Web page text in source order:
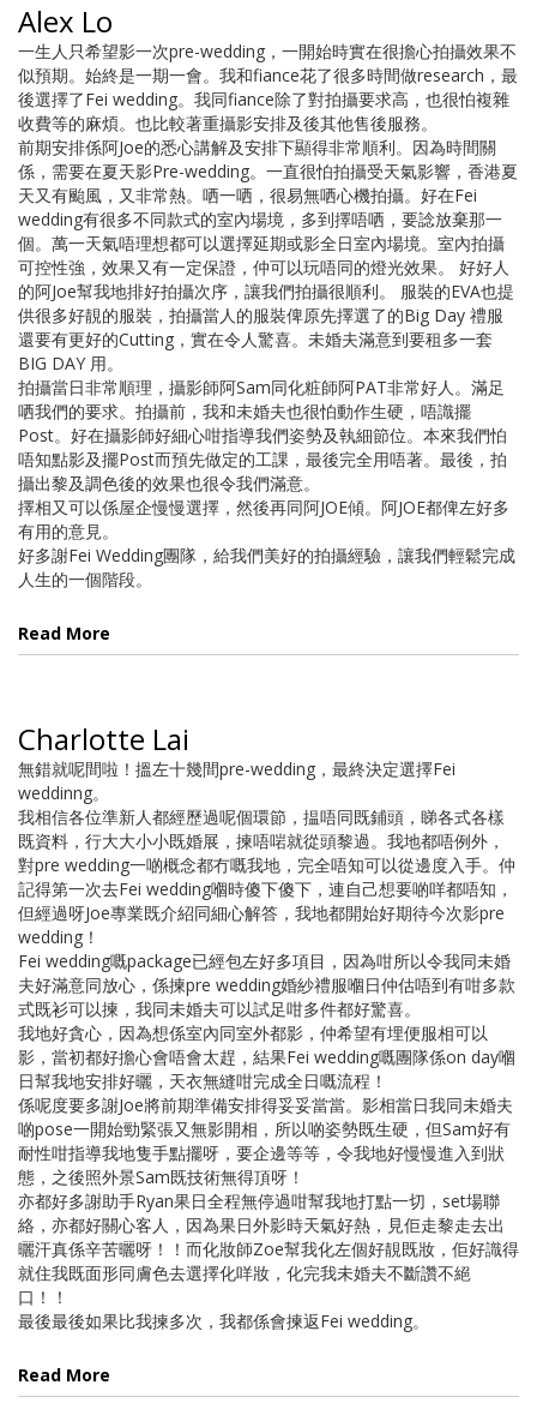
Alex Lo
一生人只希望影一次pre-wedding，一開始時實在很擔心拍攝效果不
似預期。始終是一期一會。我和fiance花了很多時間做research，最
後選擇了Fei wedding。我同fiance除了對拍攝要求高，也很怕複雜
收費等的麻煩。也比較著重攝影安排及後其他售後服務。
前期安排係阿Joe的悉心講解及安排下顯得非常順利。因為時間關
係，需要在夏天影Pre-wedding。一直很怕拍攝受天氣影響，香港夏
天又有颱風，又非常熱。哂一哂，很易無哂心機拍攝。好在Fei
wedding有很多不同款式的室內場境，多到擇唔哂，要諗放棄那一
個。萬一天氣唔理想都可以選擇延期或影全日室內場境。室內拍攝
可控性強，效果又有一定保證，仲可以玩唔同的燈光效果。 好好人
的阿Joe幫我地排好拍攝次序，讓我們拍攝很順利。 服裝的EVA也提
供很多好靚的服裝，拍攝當人的服裝俾原先擇選了的Big Day 禮服
還要有更好的Cutting，實在令人驚喜。未婚夫滿意到要租多一套
BIG DAY 用。
拍攝當日非常順理，攝影師阿Sam同化粧師阿PAT非常好人。滿足
哂我們的要求。拍攝前，我和未婚夫也很怕動作生硬，唔識擺
Post。好在攝影師好細心咁指導我們姿勢及執細節位。本來我們怕
唔知點影及擺Post而預先做定的工課，最後完全用唔著。最後，拍
攝出黎及調色後的效果也很令我們滿意。
擇相又可以係屋企慢慢選擇，然後再同阿JOE傾。阿JOE都俾左好多
有用的意見。
好多謝Fei Wedding團隊，給我們美好的拍攝經驗，讓我們輕鬆完成
人生的一個階段。
Read More
Charlotte Lai
無錯就呢間啦！搵左十幾間pre-wedding，最終決定選擇Fei
weddinng。
我相信各位準新人都經歷過呢個環節，揾唔同既鋪頭，睇各式各樣
既資料，行大大小小既婚展，揀唔啱就從頭黎過。我地都唔例外，
對pre wedding一啲概念都冇嘅我地，完全唔知可以從邊度入手。仲
記得第一次去Fei wedding嗰時傻下傻下，連自己想要啲咩都唔知，
但經過呀Joe專業既介紹同細心解答，我地都開始好期待今次影pre
wedding！
Fei wedding嘅package已經包左好多項目，因為咁所以令我同未婚
夫好滿意同放心，係揀pre wedding婚紗禮服嗰日仲估唔到有咁多款
式既衫可以揀，我同未婚夫可以試足咁多件都好驚喜。
我地好貪心，因為想係室內同室外都影，仲希望有埋便服相可以
影，當初都好擔心會唔會太趕，結果Fei wedding嘅團隊係on day嗰
日幫我地安排好曬，天衣無縫咁完成全日嘅流程！
係呢度要多謝Joe將前期準備安排得妥妥當當。影相當日我同未婚夫
啲pose一開始勁緊張又無影開相，所以啲姿勢既生硬，但Sam好有
耐性咁指導我地隻手點擺呀，要企邊等等，令我地好慢慢進入到狀
態，之後照外景Sam既技術無得頂呀！
亦都好多謝助手Ryan果日全程無停過咁幫我地打點一切，set場聯
絡，亦都好關心客人，因為果日外影時天氣好熱，見佢走黎走去出
曬汗真係辛苦曬呀！！而化妝師Zoe幫我化左個好靚既妝，佢好識得
就住我既面形同膚色去選擇化咩妝，化完我未婚夫不斷讚不絕
口！！
最後最後如果比我揀多次，我都係會揀返Fei wedding。
Read More